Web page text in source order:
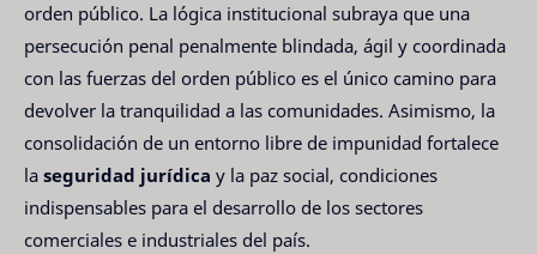
orden público. La lógica institucional subraya que una
persecución penal penalmente blindada, ágil y coordinada
con las fuerzas del orden público es el único camino para
devolver la tranquilidad a las comunidades. Asimismo, la
consolidación de un entorno libre de impunidad fortalece
la seguridad jurídica y la paz social, condiciones
indispensables para el desarrollo de los sectores
comerciales e industriales del país.